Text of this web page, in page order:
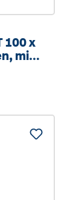
100 x
mit